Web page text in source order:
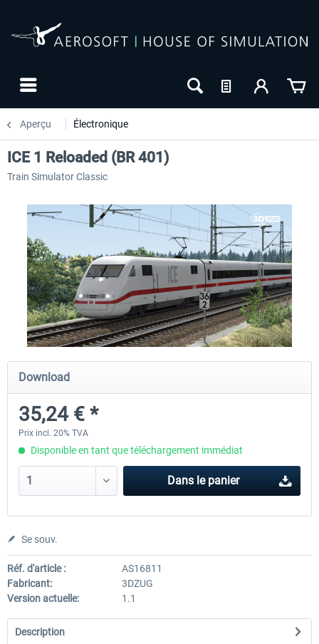
Aperçu Électronique
ICE 4 (Class 412)
35,24 € *
ICE 1 Reloaded (BR 401)
Train Simulator Classic
Download
35,24 € *
Prix incl. 20% TVA
Disponible en tant que téléchargement immédiat
Dans le panier
Se souv.
Réf. d'article :
AS16811
Fabricant:
3DZUG
Version actuelle:
1.1
Description